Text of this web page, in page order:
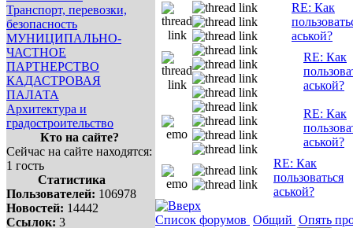
Транспорт, перевозки,
безопасность
МУНИЦИПАЛЬНО-
ЧАСТНОЕ
ПАРТНЕРСТВО
КАДАСТРОВАЯ
ПАЛАТА
Архитектура и
градостроительство
Кто на сайте?
Сейчас на сайте находятся:
1 гость
Статистика
Пользователей: 106978
Новостей: 14442
Ссылок: 3
RE: Как
аськой?
RE: Как
аськой?
RE: Как
аськой?
RE: Как
пользоваться
аськой?
Список форумов Общий Опять